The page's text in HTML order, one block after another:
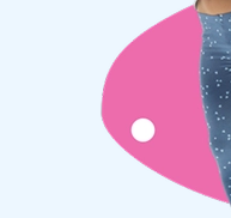
circuit gonflable pendant
Des milliers de
Nous sommes fiers que
d'acquérir une structure
de nombreuses années,
personnes du monde